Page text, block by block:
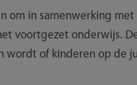
om in samenwerking
voortgezet onderwijs.
wordt of kinderen op de